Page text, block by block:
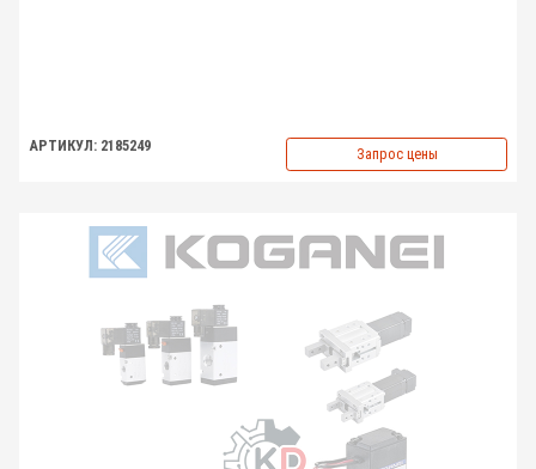
АРТИКУЛ: 2185249 Запрос цены